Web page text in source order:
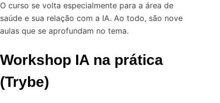
O curso se volta especialmente para a área de
saúde e sua relação com a IA. Ao todo, são nove
aulas que se aprofundam no tema.
Workshop IA na prática
(Trybe)